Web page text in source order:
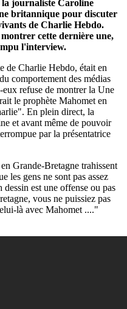
la journaliste Caroline
britannique pour discuter
de Charlie Hebdo.
cette dernière une,
l'interview.
de Charlie Hebdo, était en
comportement des médias
refuse de montrer la Une
le prophète Mahomet en
En plein direct, la
et avant même de pouvoir
par la présentatrice
Grande-Bretagne trahissent
les gens ne sont pas assez
est une offense ou pas
vous ne puissiez pas
là avec Mahomet ...."